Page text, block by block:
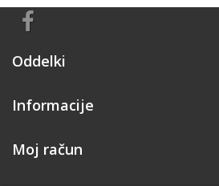
Oddelki
Informacije
Moj račun